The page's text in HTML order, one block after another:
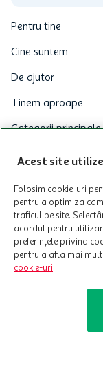
Pentru tine
Cine suntem
De ajutor
Tinem aproape
Categorii principale
Acest site
Folosim cookie-uri
pentru a optimiza
traficul pe site.
acordul pentru
preferințele privind
pentru a afla mai
cookie-uri